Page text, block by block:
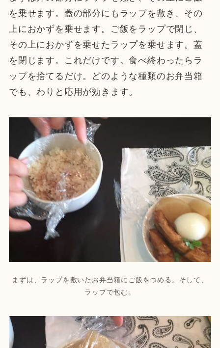
を乗せます。蓋の部分にもラップを敷き、その
上におかずを乗せます。ご飯をラップで閉じ、
その上におかずを乗せたラップを乗せます。蓋
を閉じます。
これだけです。食べ終わったらラ
ップを捨てるだけ。どのような種類のお弁当箱
でも、わりと応用が効きます。
まずは、ラップを敷いたお弁当箱にご飯をつめる。そして、
ラップで包む。